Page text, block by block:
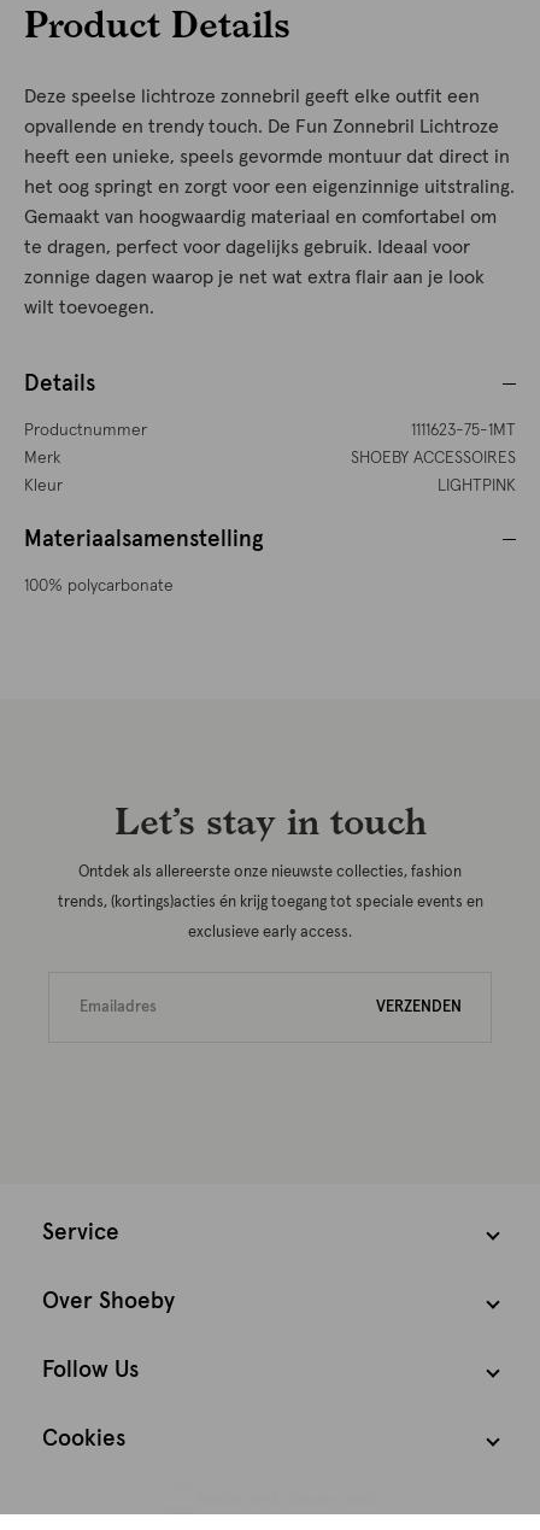
Product Details
Deze speelse lichtroze zonnebril geeft elke outfit een
opvallende en trendy touch. De Fun Zonnebril Lichtroze
heeft een unieke, speels gevormde montuur dat direct in
het oog springt en zorgt voor een eigenzinnige uitstraling.
Gemaakt van hoogwaardig materiaal en comfortabel om
te dragen, perfect voor dagelijks gebruik. Ideaal voor
zonnige dagen waarop je net wat extra flair aan je look
wilt toevoegen.
Details
Productnummer
1111623-75-1MT
Merk
SHOEBY ACCESSOIRES
Kleur
LIGHTPINK
Materiaalsamenstelling
100% polycarbonate
Let’s stay in touch
Ontdek als allereerste onze nieuwste collecties, fashion
trends, (kortings)acties én krijg toegang tot speciale events en
exclusieve early access.
VERZENDEN
Service
Over Shoeby
Follow Us
Cookies